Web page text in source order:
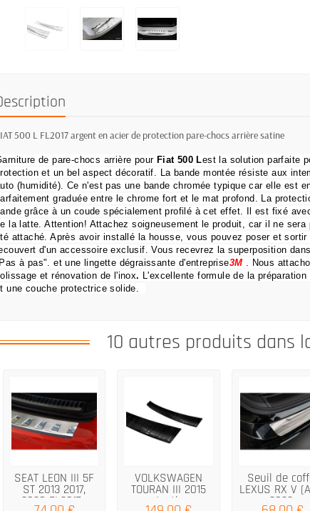
500 L FL2017 argent en acier de protection pare-chocs arrière satine
de pare-chocs arrière pour Fiat 500 Lest la solution parfaite
et un bel aspect décoratif. La bande montée résiste aux
(humidité). Ce n'est pas une bande chromée typique car elle est
graduée entre le chrome fort et le mat profond. La
grâce à un coude spécialement profilé à cet effet.
Il est fixé
la latte.Attention! Attachez soigneusement le produit, car il ne
attaché.Après avoir installé la housse, vous pouvez poser et
d'un accessoire exclusif.Vous recevrez la superposition
à pas".et une lingette dégraissante d'entreprise3M . Nous
et rénovation de l'inox. L'excellente formule de la
une couche protectrice solide.
10 autres produits dans
SEAT LEON III 5F
ST 2013 2017,
2020 FL2017...
VOLKSWAGEN
TOURAN III 2015
protection...
Seuil de
LEXUS RX V
2022-